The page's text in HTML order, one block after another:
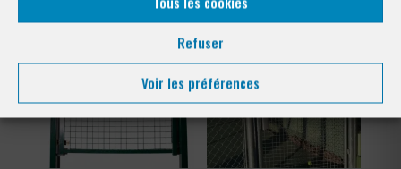
Refuser
Voir les préférences